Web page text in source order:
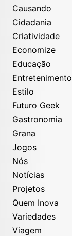
Causando
Cidadania
Criatividade
Economize
Educação
Entretenimento
Estilo
Futuro Geek
Gastronomia
Grana
Jogos
Nós
Notícias
Projetos
Quem Inova
Variedades
Viagem